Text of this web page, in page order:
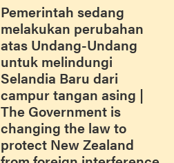
Pemerintah sedang
melakukan perubahan
atas Undang-Undang
untuk melindungi
Selandia Baru dari
campur tangan asing |
The Government is
changing the law to
protect New Zealand